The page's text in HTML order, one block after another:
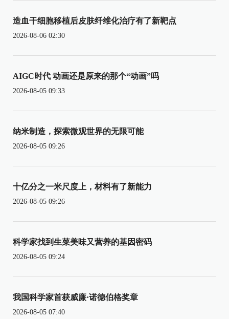
造血干细胞移植后皮肤纤维化治疗有了新靶点
2026-08-06 02:30
AIGC时代 动画还是原来的那个“动画”吗
2026-08-05 09:33
纳米制造，探索微观世界的无限可能
2026-08-05 09:26
十亿分之一米尺度上，材料有了新能力
2026-08-05 09:26
科学家找到生菜美味又营养的基因密码
2026-08-05 09:24
我国科学家首获威廉·诺德伯格奖章
2026-08-05 07:40